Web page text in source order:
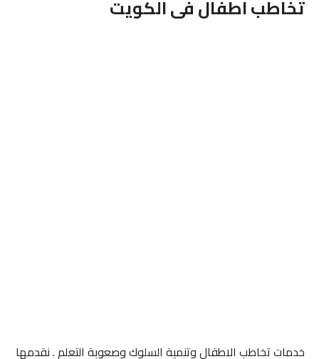
تخاطب اطفال فى الكويت
خدمات تخاطب الاطفال وتنمية السلوك وصعوبة التعلم . نقدمها